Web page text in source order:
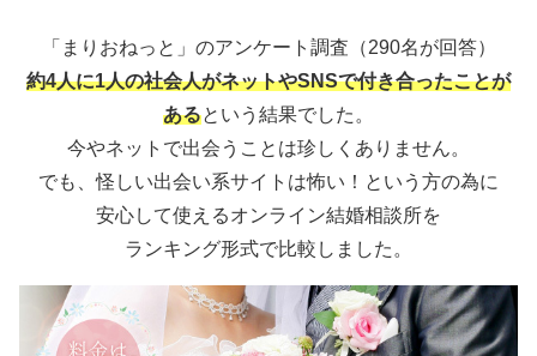
「まりおねっと」のアンケート調査（290名が回答）
約4人に1人の社会人がネットやSNSで付き合ったことが
あるという結果でした。
今やネットで出会うことは珍しくありません。
でも、怪しい出会い系サイトは怖い！という方の為に
安心して使えるオンライン結婚相談所を
ランキング形式で比較しました。